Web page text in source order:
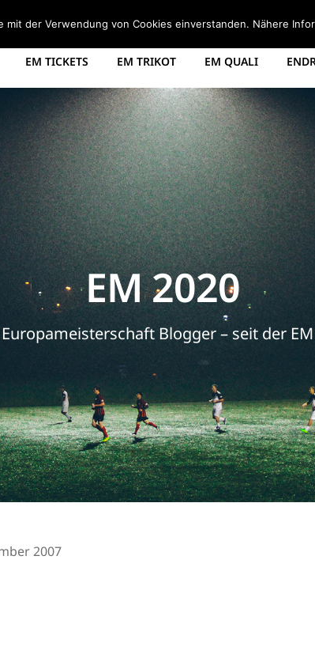
STARTSEITE EM 2008 TABELLE EM 2012 GRUPPEN
EM TICKETS EM TRIKOT EM QUALI
EM 2020
Blogger – seit der
2007
der Verwendung von Cookies einverstanden. Nähere